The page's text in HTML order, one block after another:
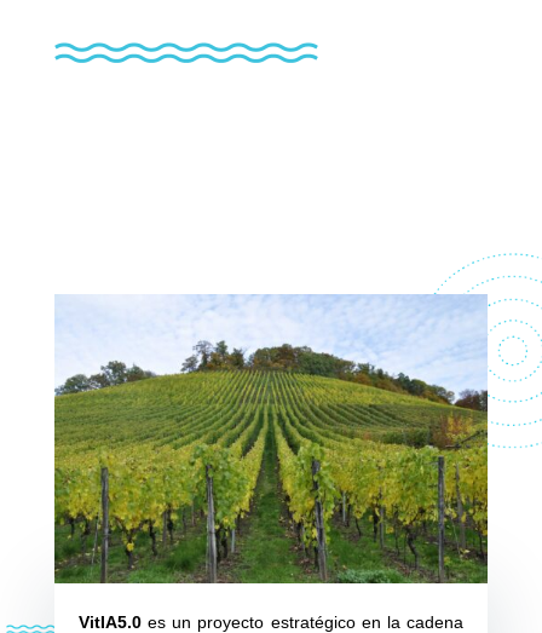
VitIA5.0 es un proyecto estratégico en la cadena